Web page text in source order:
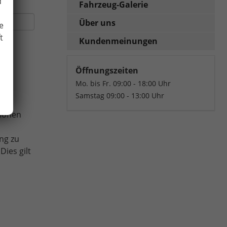
zu
gilt
Fahrzeug-Galerie
Über uns
Kundenmeinungen
Öffnungszeiten
Mo. bis Fr. 09:00 - 18:00 Uhr
Samstag 09:00 - 13:00 Uhr